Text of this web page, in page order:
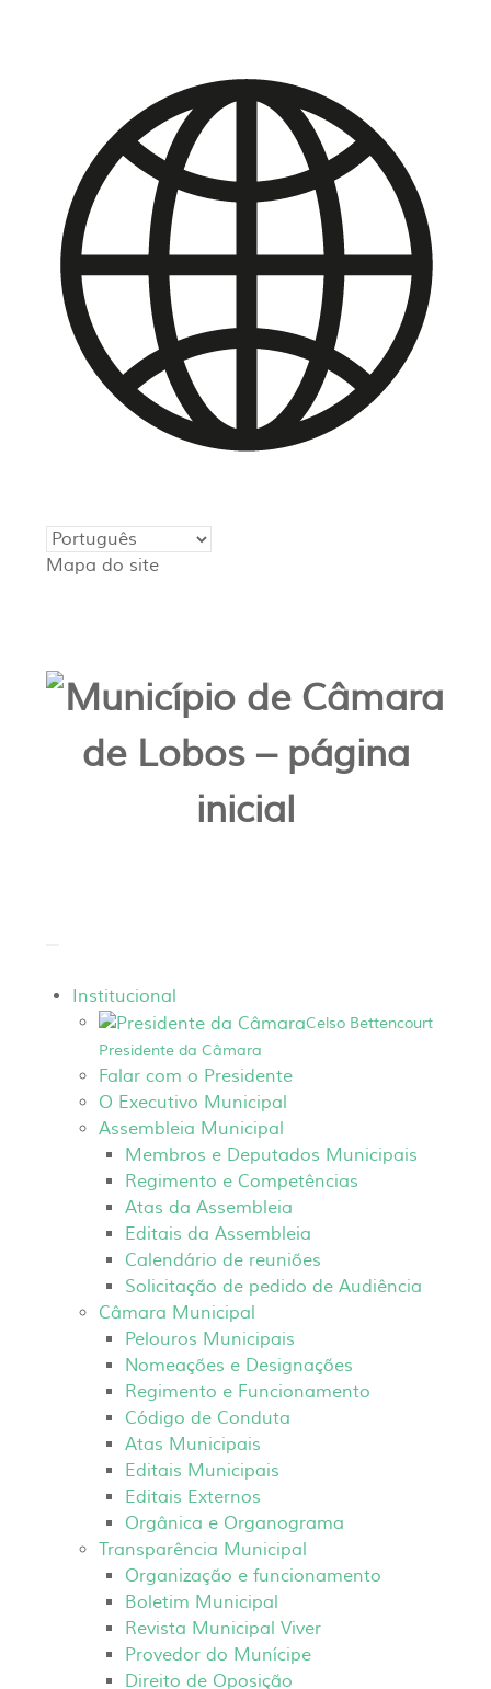
Mapa do site
Institucional
Celso Bettencourt
Presidente da Câmara
Falar com o Presidente
O Executivo Municipal
Assembleia Municipal
Membros e Deputados Municipais
Regimento e Competências
Atas da Assembleia
Editais da Assembleia
Calendário de reuniões
Solicitação de pedido de Audiência
Câmara Municipal
Pelouros Municipais
Nomeações e Designações
Regimento e Funcionamento
Código de Conduta
Atas Municipais
Editais Municipais
Editais Externos
Orgânica e Organograma
Transparência Municipal
Organização e funcionamento
Boletim Municipal
Revista Municipal Viver
Provedor do Munícipe
Direito de Oposição